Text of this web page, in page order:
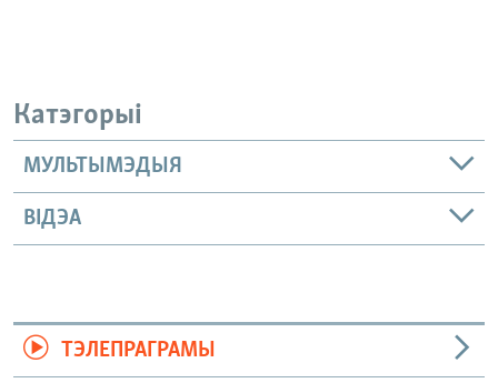
Катэгорыі
МУЛЬТЫМЭДЫЯ
ВІДЭА
ТЭЛЕПРАГРАМЫ